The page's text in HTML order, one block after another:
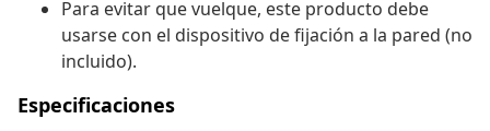
Para evitar que vuelque, este producto debe
usarse con el dispositivo de fijación a la pared (no
incluido).
Especificaciones